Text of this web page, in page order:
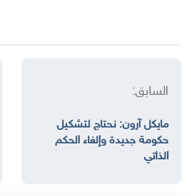
السابق:
مايكل آرون: نحتاج لتشكيل
حكومة جديدة وإلغاء الحكم
الذاتي